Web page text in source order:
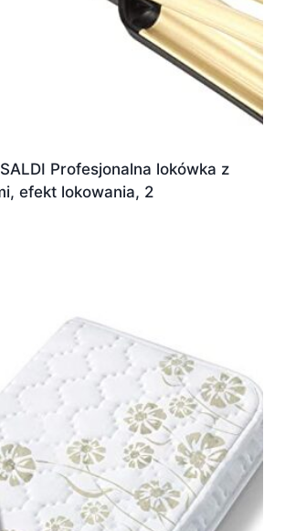
Profesjonalna lokówka z
efekt lokowania, 2